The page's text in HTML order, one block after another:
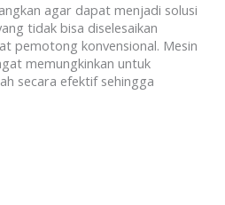
agar dapat menjadi solusi
tidak bisa diselesaikan
pemotong konvensional. Mesin
memungkinkan untuk
secara efektif sehingga